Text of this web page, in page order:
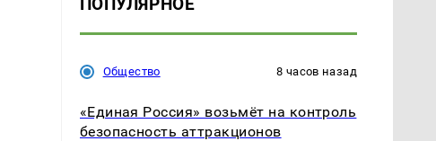
Общество 8 часов назад
«Единая Россия» возьмёт на контроль
безопасность аттракционов